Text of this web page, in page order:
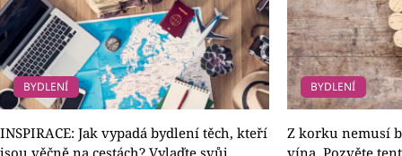
BYDLENÍ
INSPIRACE: Jak vypadá bydlení těch, kteří
BYDLENÍ
Z korku nemusí